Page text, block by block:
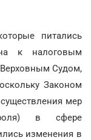
питались
к налоговым
Судом,
Законом
мер
в сфере
изменения в